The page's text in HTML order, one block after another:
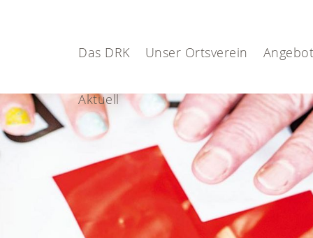
Das DRK Unser Ortsverein
Aktuell